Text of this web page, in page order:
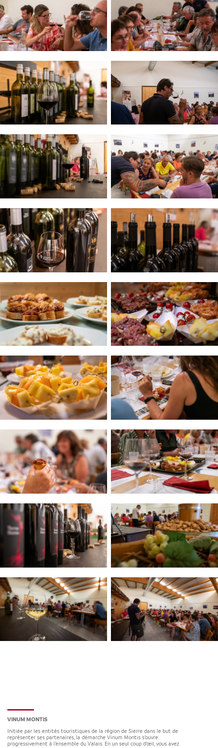
VINUM MONTIS
Initiée par les entités touristiques de la région de Sierre dans le but de
représenter ses partenaires, la démarche Vinum Montis s’ouvre
progressivement à l’ensemble du Valais. En un seul coup d’œil, vous avez